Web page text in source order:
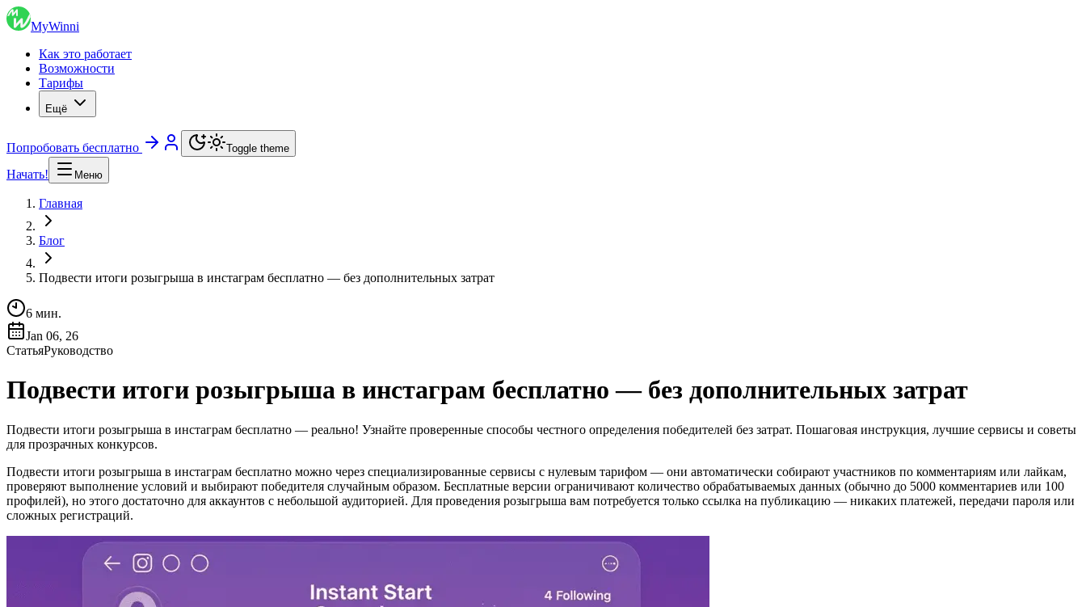
MyWinni
Как это работает
Возможности
Тарифы
Ещё
Попробовать бесплатно Toggle theme
Начать! Меню
Главная
Блог
Подвести итоги розыгрыша в инстаграм бесплатно — без дополнительных затрат
6 мин.
Jan 06, 26
СтатьяРуководство
Подвести итоги розыгрыша в инстаграм бесплатно — без дополнительных затрат
Подвести итоги розыгрыша в инстаграм бесплатно — реально! Узнайте проверенные способы честного определения победителей без затрат. Пошаговая инструкция, лучшие сервисы и советы
для прозрачных конкурсов.
Подвести итоги розыгрыша в инстаграм бесплатно можно через специализированные сервисы с нулевым тарифом — они автоматически собирают участников по комментариям или лайкам,
проверяют выполнение условий и выбирают победителя случайным образом. Бесплатные версии ограничивают количество обрабатываемых данных (обычно до 5000 комментариев или 100
профилей), но этого достаточно для аккаунтов с небольшой аудиторией. Для проведения розыгрыша вам потребуется только ссылка на публикацию — никаких платежей, передачи пароля или
сложных регистраций.